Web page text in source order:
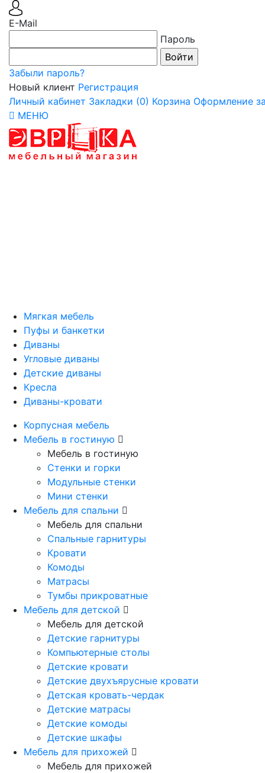
E-Mail
Пароль
Забыли пароль?
Новый клиент Регистрация
Личный кабинет Закладки (0) Корзина Оформление
МЕНЮ
Мягкая мебель
Пуфы и банкетки
Диваны
Угловые диваны
Детские диваны
Кресла
Диваны-кровати
Корпусная мебель
Мебель в гостиную
Мебель в гостиную
Стенки и горки
Модульные стенки
Мини стенки
Мебель для спальни
Мебель для спальни
Спальные гарнитуры
Кровати
Комоды
Матрасы
Тумбы прикроватные
Мебель для детской
Мебель для детской
Детские гарнитуры
Компьютерные столы
Детские кровати
Детские двухъярусные кровати
Детская кровать-чердак
Детские матрасы
Детские комоды
Детские шкафы
Мебель для прихожей
Мебель для прихожей